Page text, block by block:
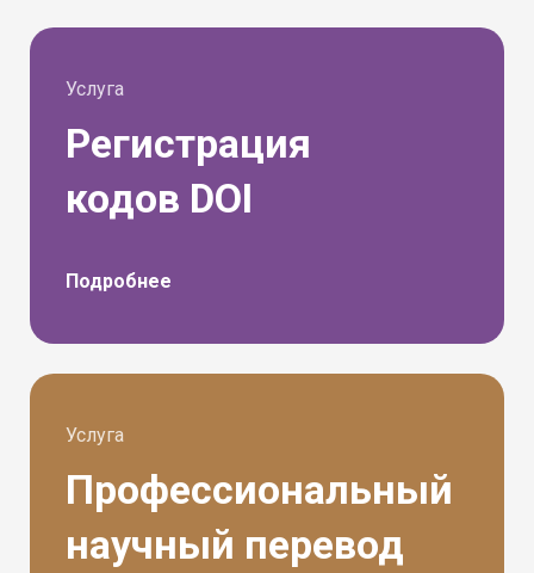
Услуга
Регистрация
кодов DOI
Подробнее
Услуга
Профессиональный
научный перевод